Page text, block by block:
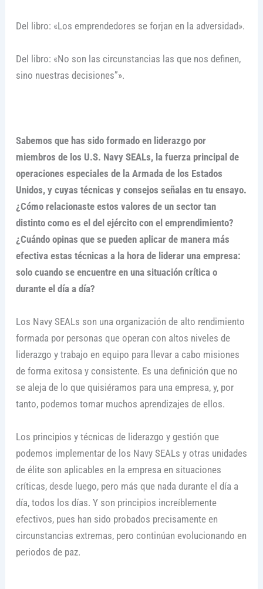
Del libro: «Los emprendedores se forjan en la adversidad».
Del libro: «No son las circunstancias las que nos definen,
sino nuestras decisiones”».
Sabemos que has sido formado en liderazgo por
miembros de los U.S. Navy SEALs, la fuerza principal de
operaciones especiales de la Armada de los Estados
Unidos, y cuyas técnicas y consejos señalas en tu ensayo.
¿Cómo relacionaste estos valores de un sector tan
distinto como es el del ejército con el emprendimiento?
¿Cuándo opinas que se pueden aplicar de manera más
efectiva estas técnicas a la hora de liderar una empresa:
solo cuando se encuentre en una situación crítica o
durante el día a día?
Los Navy SEALs son una organización de alto rendimiento
formada por personas que operan con altos niveles de
liderazgo y trabajo en equipo para llevar a cabo misiones
de forma exitosa y consistente. Es una definición que no
se aleja de lo que quisiéramos para una empresa, y, por
tanto, podemos tomar muchos aprendizajes de ellos.
Los principios y técnicas de liderazgo y gestión que
podemos implementar de los Navy SEALs y otras unidades
de élite son aplicables en la empresa en situaciones
críticas, desde luego, pero más que nada durante el día a
día, todos los días. Y son principios increíblemente
efectivos, pues han sido probados precisamente en
circunstancias extremas, pero continúan evolucionando en
periodos de paz.